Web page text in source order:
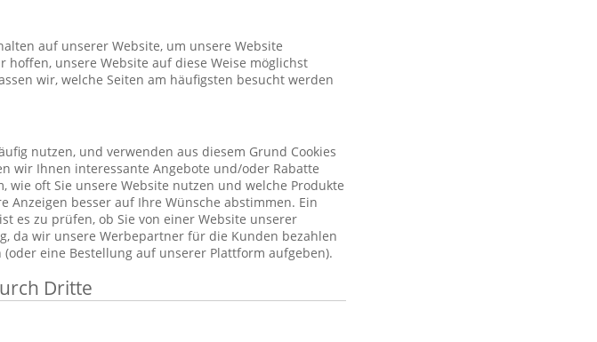
auf unserer Website, um unsere Website
unsere Website auf diese Weise möglichst
wir, welche Seiten am häufigsten besucht werden
nutzen, und verwenden aus diesem Grund Cookies
wir Ihnen interessante Angebote und/oder Rabatte
oft Sie unsere Website nutzen und welche Produkte
Anzeigen besser auf Ihre Wünsche abstimmen. Ein
es zu prüfen, ob Sie von einer Website unserer
da wir unsere Werbepartner für die Kunden bezahlen
eine Bestellung auf unserer Plattform aufgeben).
Dritte